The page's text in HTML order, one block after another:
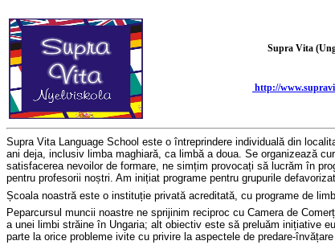
Supra Vita
http://
Supra Vita Language School este o întreprindere individuală din
ani deja , inclusiv limba maghiară, ca limbă a doua. Se organizează
satisfacerea nevoilor de formare, ne simțim provocați să lucrăm în
pentru profesorii noștri. Am inițiat programe pentru grupurile
Școala noastră este o instituție privată acreditată cu programe de
Peparcursul muncii noastre ne sprijinim reciproc cu Camera de
a unei limbi străine în Ungaria; alt obiectiv este să preluăm inițiative
parte la orice probleme ivite cu privire la aspectele de predare-